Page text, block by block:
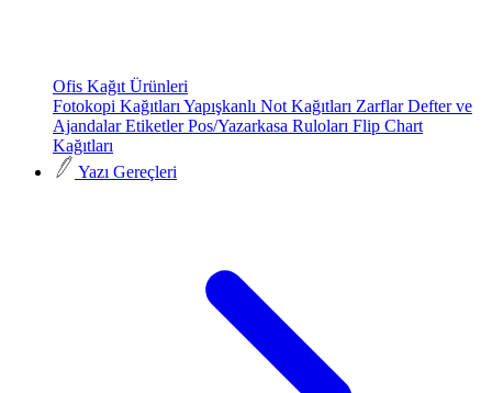
Ofis Kağıt Ürünleri
Fotokopi Kağıtları Yapışkanlı Not Kağıtları ZarflarDefter ve
AjandalarEtiketlerPos/Yazarkasa Ruloları Flip Chart
Kağıtları
Yazı Gereçleri